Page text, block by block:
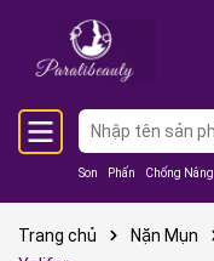
Son Phấn Chống Nắng
Trang chủ Nặn Mụn